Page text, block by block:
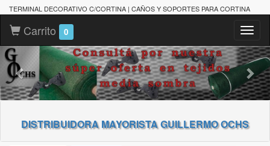
TERMINAL DECORATIVO C/CORTINA | CAÑOS Y SOPORTES PARA CORTINA
Carrito 0
DISTRIBUIDORA MAYORISTA GUILLERMO OCHS